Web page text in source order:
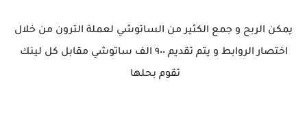
يمكن الربح و جمع الكثير من الساتوشي لعملة الترون من خلال
اختصار الروابط و يتم تقديم ٩٠٠ الف ساتوشي مقابل كل لينك
تقوم بحلها